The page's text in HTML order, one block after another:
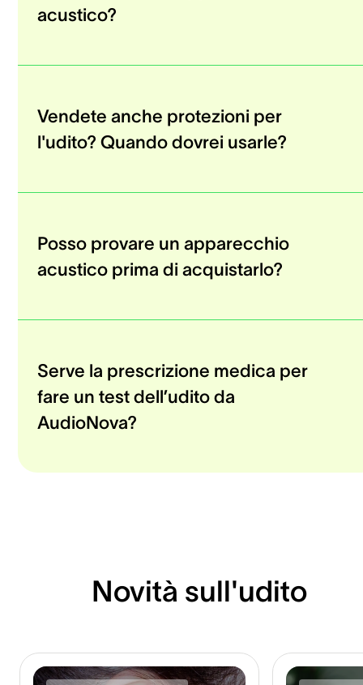
acustico?
Vendete anche protezioni per
l'udito? Quando dovrei usarle?
Posso provare un apparecchio
acustico prima di acquistarlo?
Serve la prescrizione medica per
fare un test dell’udito da
AudioNova?
Novità sull'udito